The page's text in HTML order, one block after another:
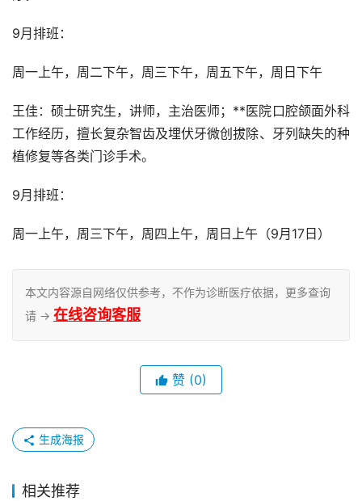
9月排班：
周一上午，周二下午，周三下午，周五下午，周日下午
王佳：硕士研究生，讲师，主治医师；**医院口腔颌面外科
工作经历，擅长复杂智齿及埋伏牙微创拔除、牙列缺失的种
植修复等各类门诊手术。
9月排班：
周一上午，周三下午，周四上午，周日上午（9月17日）
本文内容源自网络仅供参考，不作为诊断医疗依据，更多查询
请 → 在线咨询客服
赞 (0)
生成海报
相关推荐